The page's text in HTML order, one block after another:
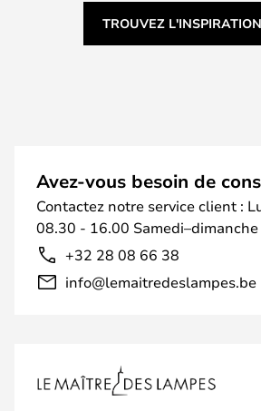
TROUVEZ
Avez-vous besoin de
Contactez notre service client :
08.30 - 16.00
+32 28 08 66 38
info@lemaitredeslampes.be